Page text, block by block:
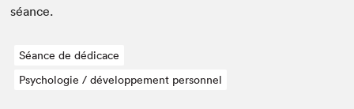
séance.
Séance de dédicace
Psychologie / développement personnel